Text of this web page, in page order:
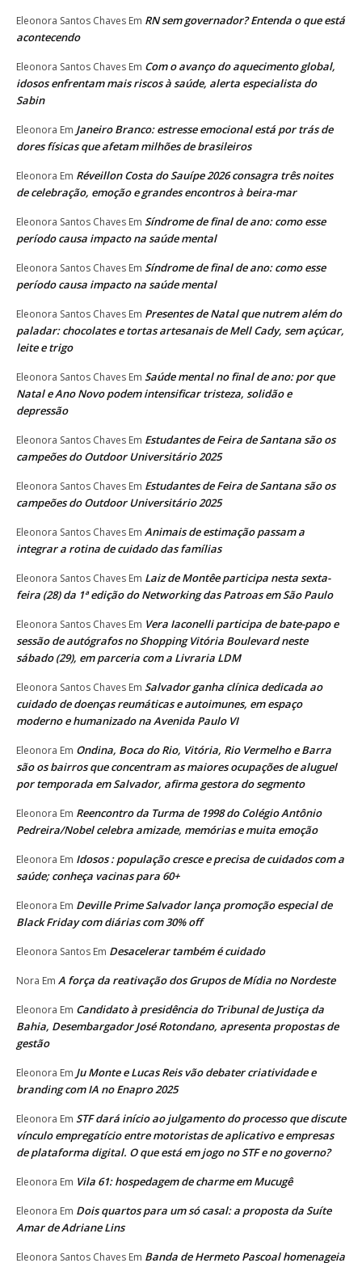
Eleonora Santos Chaves Em RN sem governador? Entenda o que está
acontecendo
Eleonora Santos Chaves Em Com o avanço do aquecimento global,
idosos enfrentam mais riscos à saúde, alerta especialista do
Sabin
Eleonora Em Janeiro Branco: estresse emocional está por trás de
dores físicas que afetam milhões de brasileiros
Eleonora Em Réveillon Costa do Sauípe 2026 consagra três noites
de celebração, emoção e grandes encontros à beira-mar
Eleonora Santos Chaves Em Síndrome de final de ano: como esse
período causa impacto na saúde mental
Eleonora Santos Chaves Em Síndrome de final de ano: como esse
período causa impacto na saúde mental
Eleonora Santos Chaves Em Presentes de Natal que nutrem além do
paladar: chocolates e tortas artesanais de Mell Cady, sem açúcar,
leite e trigo
Eleonora Santos Chaves Em Saúde mental no final de ano: por que
Natal e Ano Novo podem intensificar tristeza, solidão e
depressão
Eleonora Santos Chaves Em Estudantes de Feira de Santana são os
campeões do Outdoor Universitário 2025
Eleonora Santos Chaves Em Estudantes de Feira de Santana são os
campeões do Outdoor Universitário 2025
Eleonora Santos Chaves Em Animais de estimação passam a
integrar a rotina de cuidado das famílias
Eleonora Santos Chaves Em Laiz de Montêe participa nesta sexta-
feira (28) da 1ª edição do Networking das Patroas em São Paulo
Eleonora Santos Chaves Em Vera Iaconelli participa de bate-papo e
sessão de autógrafos no Shopping Vitória Boulevard neste
sábado (29), em parceria com a Livraria LDM
Eleonora Santos Chaves Em Salvador ganha clínica dedicada ao
cuidado de doenças reumáticas e autoimunes, em espaço
moderno e humanizado na Avenida Paulo VI
Eleonora Em Ondina, Boca do Rio, Vitória, Rio Vermelho e Barra
são os bairros que concentram as maiores ocupações de aluguel
por temporada em Salvador, afirma gestora do segmento
Eleonora Em Reencontro da Turma de 1998 do Colégio Antônio
Pedreira/Nobel celebra amizade, memórias e muita emoção
Eleonora Em Idosos : população cresce e precisa de cuidados com a
saúde; conheça vacinas para 60+
Eleonora Em Deville Prime Salvador lança promoção especial de
Black Friday com diárias com 30% off
Eleonora Santos Em Desacelerar também é cuidado
Nora Em A força da reativação dos Grupos de Mídia no Nordeste
Eleonora Em Candidato à presidência do Tribunal de Justiça da
Bahia, Desembargador José Rotondano, apresenta propostas de
gestão
Eleonora Em Ju Monte e Lucas Reis vão debater criatividade e
branding com IA no Enapro 2025
Eleonora Em STF dará início ao julgamento do processo que discute
vínculo empregatício entre motoristas de aplicativo e empresas
de plataforma digital. O que está em jogo no STF e no governo?
Eleonora Em Vila 61: hospedagem de charme em Mucugê
Eleonora Em Dois quartos para um só casal: a proposta da Suíte
Amar de Adriane Lins
Eleonora Santos Chaves Em Banda de Hermeto Pascoal homenageia